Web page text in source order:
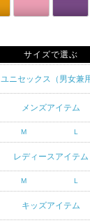
サイズで選ぶ
ユニセックス（男女兼用
メンズアイテム
M L
レディースアイテム
M L
キッズアイテム